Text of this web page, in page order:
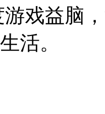
戏益脑
活。